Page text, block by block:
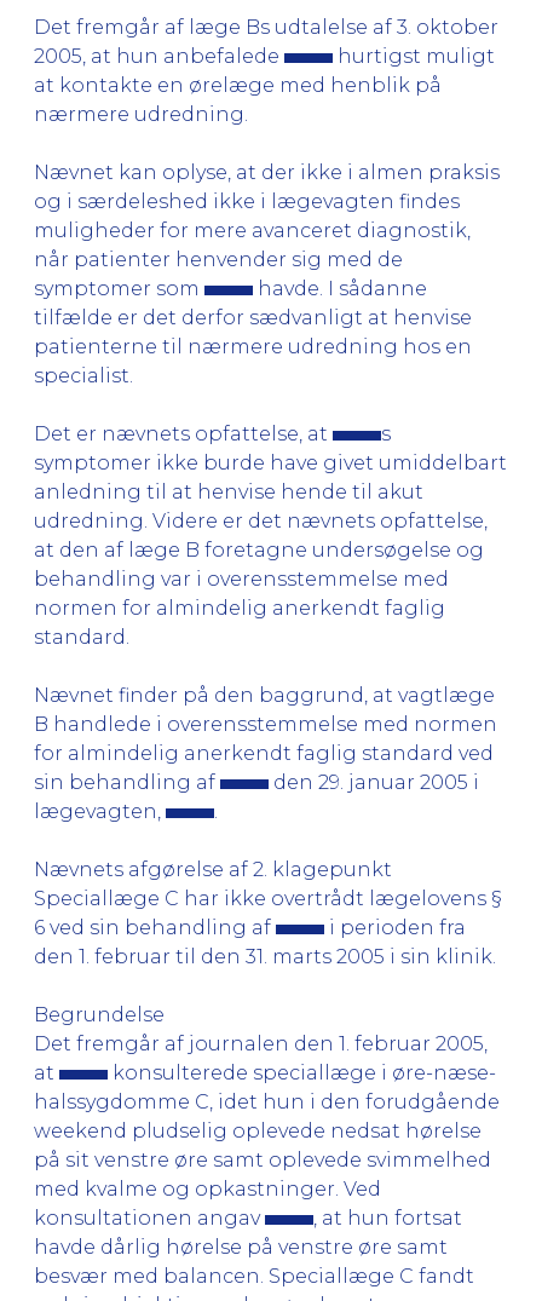
Det fremgår af læge Bs udtalelse af 3. oktober
2005, at hun anbefalede
hurtigst muligt
at kontakte en ørelæge med henblik på
nærmere udredning.
Nævnet kan oplyse, at der ikke i almen praksis
og i særdeleshed ikke i lægevagten findes
muligheder for mere avanceret diagnostik,
når patienter henvender sig med de
symptomer som
havde. I sådanne
tilfælde er det derfor sædvanligt at henvise
patienterne til nærmere udredning hos en
specialist.
Det er nævnets opfattelse, at
s
symptomer ikke burde have givet umiddelbart
anledning til at henvise hende til akut
udredning. Videre er det nævnets opfattelse,
at den af læge B foretagne undersøgelse og
behandling var i overensstemmelse med
normen for almindelig anerkendt faglig
standard.
Nævnet finder på den baggrund, at vagtlæge
B handlede i overensstemmelse med normen
for almindelig anerkendt faglig standard ved
sin behandling af
den 29. januar 2005 i
lægevagten,
Nævnets afgørelse af 2. klagepunkt
Speciallæge C har ikke overtrådt lægelovens §
6 ved sin behandling af
i perioden fra
den 1. februar til den 31. marts 2005 i sin klinik.
Begrundelse
Det fremgår af journalen den 1. februar 2005,
at
konsulterede speciallæge i øre-næse-
halssygdomme C, idet hun i den forudgående
weekend pludselig oplevede nedsat hørelse
på sit venstre øre samt oplevede svimmelhed
med kvalme og opkastninger. Ved
konsultationen angav
, at hun fortsat
havde dårlig hørelse på venstre øre samt
besvær med balancen. Speciallæge C fandt